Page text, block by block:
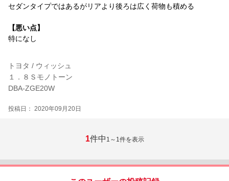
セダンタイプではあるがリアより後ろは広く荷物も積める
【悪い点】
特になし
トヨタ / ウィッシュ
１．８Ｓモノトーン
DBA-ZGE20W
投稿日： 2020年09月20日
1件中 1～1件を表示